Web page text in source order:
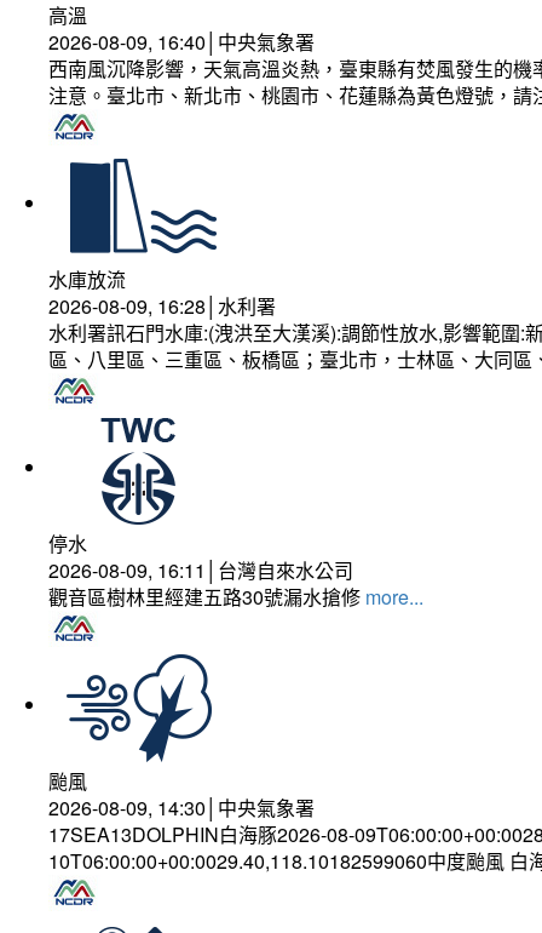
高溫
2026-08-09, 16:40│中央氣象署
西南風沉降影響，天氣高溫炎熱，臺東縣有焚風發生的
注意。臺北市、新北市、桃園市、花蓮縣為黃色燈號，
水庫放流
2026-08-09, 16:28│水利署
水利署訊石門水庫:(洩洪至大漢溪):調節性放水,影響範圍
區、八里區、三重區、板橋區；臺北市，士林區、大同
停水
2026-08-09, 16:11│台灣自來水公司
觀音區樹林里經建五路30號漏水搶修 more...
颱風
2026-08-09, 14:30│中央氣象署
17SEA13DOLPHIN白海豚2026-08-
10T06:00:00+00:0029.40,118.10182599060中度颱風 白